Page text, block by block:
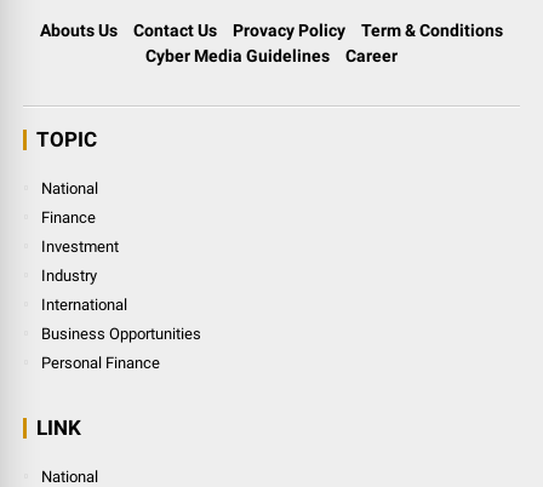
Abouts Us Contact Us Provacy Policy
Term & Conditions
Cyber Media Guidelines
Career
TOPIC
National
Finance
Investment
Industry
International
Business Opportunities
Personal Finance
LINK
National